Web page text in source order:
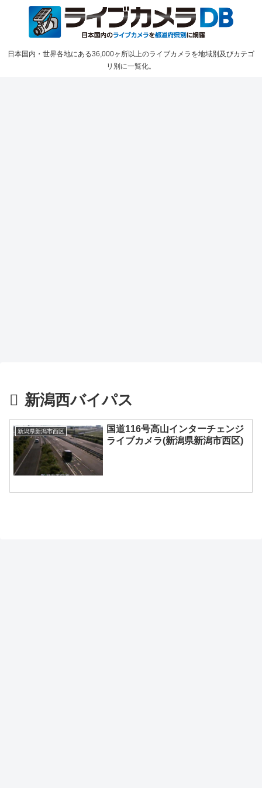
日本国内・世界各地にある36,000ヶ所以上のライブカメラを地域別及びカテゴ
リ別に一覧化。
新潟西バイパス
新潟県新潟市西区
国道116号高山インターチェンジ
ライブカメラ(新潟県新潟市西区)